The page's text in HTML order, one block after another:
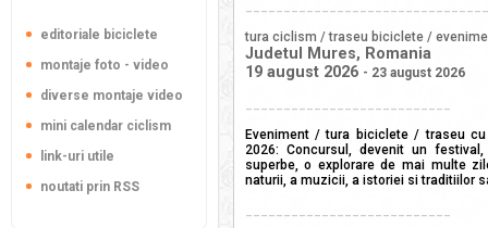
tura ciclism / traseu biciclete /
Judetul Mures, Romania
19 august 2026 - 23 august 2026
Eveniment / tura biciclete / traseu
2026: Concursul, devenit un
superbe, o explorare de mai multe
naturii, a muzicii, a istoriei si traditiilor
editoriale biciclete
montaje foto - video
diverse montaje video
mini calendar ciclism
link-uri utile
noutati prin RSS